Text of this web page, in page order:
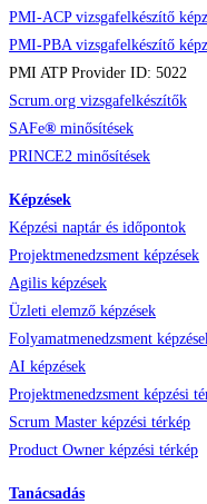
PMI-ACP vizsgafelkészítő
PMI-PBA vizsgafelkészítő
PMI ATP Provider ID: 5022
Scrum.org vizsgafelkészítők
SAFe® minősítések
PRINCE2 minősítések
Képzések
Képzési naptár és időpontok
Projektmenedzsment képzések
Agilis képzések
Üzleti elemző képzések
Folyamatmenedzsment
AI képzések
Projektmenedzsment képzési
Scrum Master képzési térkép
Product Owner képzési térkép
Tanácsadás